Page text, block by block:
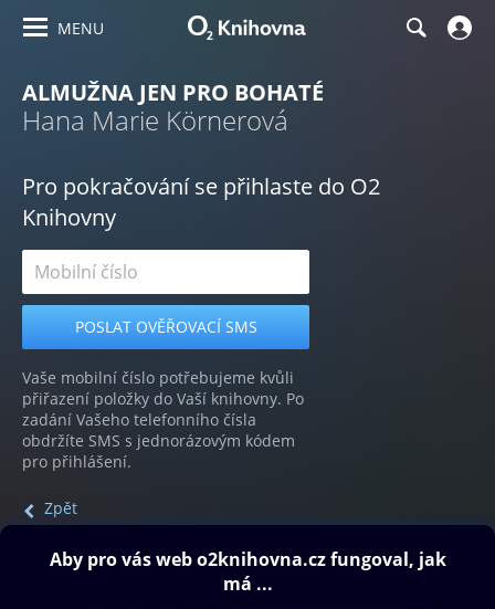
MENU
ALMUŽNA JEN PRO BOHATÉ
Hana Marie Körnerová
Pro pokračování se přihlaste do O2
Knihovny
Vaše mobilní číslo potřebujeme kvůli
přiřazení položky do Vaší knihovny. Po
zadání Vašeho telefonního čísla
obdržíte SMS s jednorázovým kódem
pro přihlášení.
Zpět